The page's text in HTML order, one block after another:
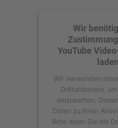
Wir
YouTube
Wir verwenden
Drittanbieters,
einzubetten.
Daten zu Ihren
Bitte lesen Sie die